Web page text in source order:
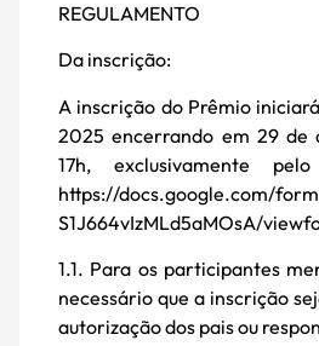
REGULAMENTO
Da inscrição:
A inscrição do Prêmio
2025 encerrando em 29 de
17h, exclusivamente
https://docs.google.com/
S1J664vIzMLd5aMOsA/
1.1. Para os participantes
necessário que a inscrição
autorização dos pais ou